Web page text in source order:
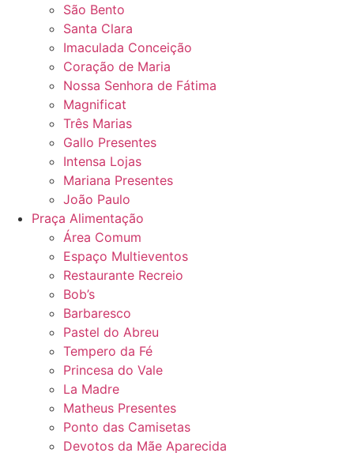
São Bento
Santa Clara
Imaculada Conceição
Coração de Maria
Nossa Senhora de Fátima
Magnificat
Três Marias
Gallo Presentes
Intensa Lojas
Mariana Presentes
João Paulo
Praça Alimentação
Área Comum
Espaço Multieventos
Restaurante Recreio
Bob’s
Barbaresco
Pastel do Abreu
Tempero da Fé
Princesa do Vale
La Madre
Matheus Presentes
Ponto das Camisetas
Devotos da Mãe Aparecida